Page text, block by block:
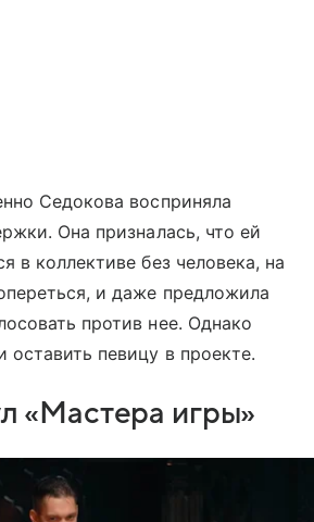
Седокова восприняла
Она призналась, что ей
в коллективе без человека, на
и даже предложила
против нее. Однако
оставить певицу в проекте.
«Мастера игры»